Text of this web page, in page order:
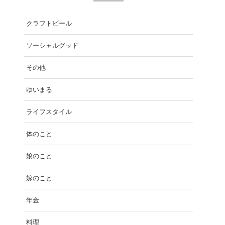
クラフトビール
ソーシャルグッド
その他
ゆいまる
ライフスタイル
体のこと
娘のこと
嫁のこと
年金
料理